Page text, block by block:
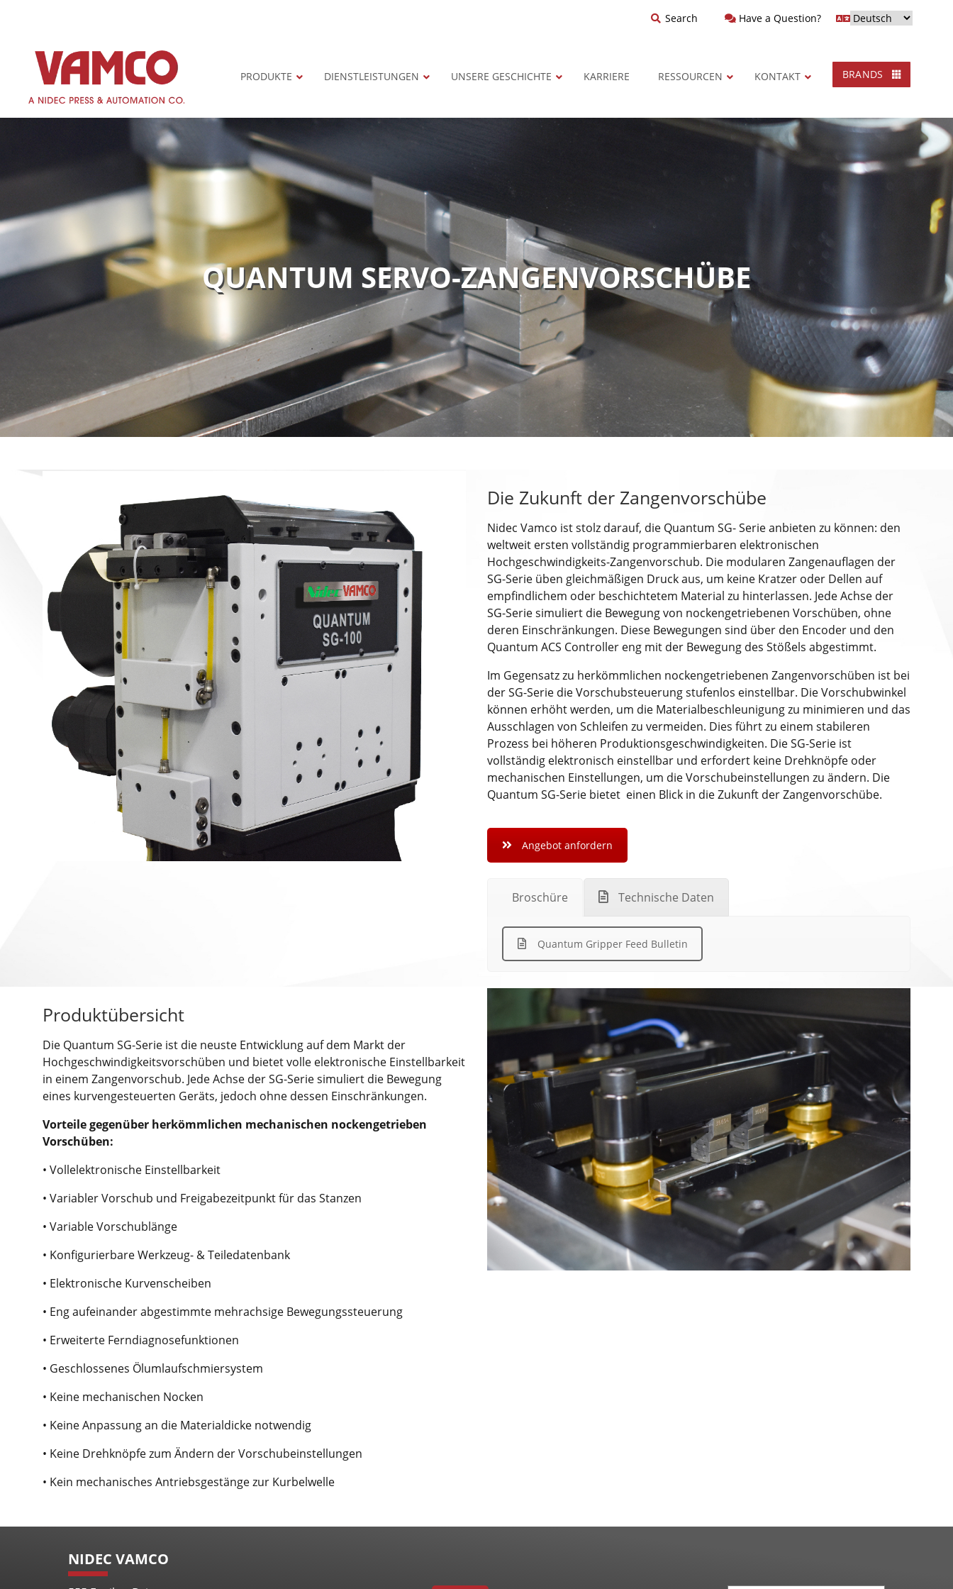
Have a Question?
Search
PRODUKTE DIENSTLEISTUNGEN UNSERE GESCHICHTE KARRIERE RESSOURCEN KONTAKT BRANDS
QUANTUM SERVO-ZANGENVORSCHÜBE
Die Zukunft der Zangenvorschübe
Nidec Vamco ist stolz darauf, die Quantum SG- Serie anbieten zu können: den
weltweit ersten vollständig programmierbaren elektronischen
Hochgeschwindigkeits-Zangenvorschub. Die modularen Zangenauflagen der
SG-Serie üben gleichmäßigen Druck aus, um keine Kratzer oder Dellen auf
empfindlichem oder beschichtetem Material zu hinterlassen. Jede Achse der
SG-Serie simuliert die Bewegung von nockengetriebenen Vorschüben, ohne
deren Einschränkungen. Diese Bewegungen sind über den Encoder und den
Quantum ACS Controller eng mit der Bewegung des Stößels abgestimmt.
Im Gegensatz zu herkömmlichen nockengetriebenen Zangenvorschüben ist bei
der SG-Serie die Vorschubsteuerung stufenlos einstellbar. Die Vorschubwinkel
können erhöht werden, um die Materialbeschleunigung zu minimieren und das
Ausschlagen von Schleifen zu vermeiden. Dies führt zu einem stabileren
Prozess bei höheren Produktionsgeschwindigkeiten. Die SG-Serie ist
vollständig elektronisch einstellbar und erfordert keine Drehknöpfe oder
mechanischen Einstellungen, um die Vorschubeinstellungen zu ändern. Die
Quantum SG-Serie bietet einen Blick in die Zukunft der Zangenvorschübe.
Angebot anfordern
Broschüre Technische Daten
Quantum Gripper Feed Bulletin
Produktübersicht
Die Quantum SG-Serie ist die neuste Entwicklung auf dem Markt der
Hochgeschwindigkeitsvorschüben und bietet volle elektronische Einstellbarkeit
in einem Zangenvorschub. Jede Achse der SG-Serie simuliert die Bewegung
eines kurvengesteuerten Geräts, jedoch ohne dessen Einschränkungen.
Vorteile gegenüber herkömmlichen mechanischen nockengetrieben
Vorschüben:
• Vollelektronische Einstellbarkeit
• Variabler Vorschub und Freigabezeitpunkt für das Stanzen
• Variable Vorschublänge
• Konfigurierbare Werkzeug- & Teiledatenbank
• Elektronische Kurvenscheiben
• Eng aufeinander abgestimmte mehrachsige Bewegungssteuerung
• Erweiterte Ferndiagnosefunktionen
• Geschlossenes Ölumlaufschmiersystem
• Keine mechanischen Nocken
• Keine Anpassung an die Materialdicke notwendig
• Keine Drehknöpfe zum Ändern der Vorschubeinstellungen
• Kein mechanisches Antriebsgestänge zur Kurbelwelle
NIDEC VAMCO